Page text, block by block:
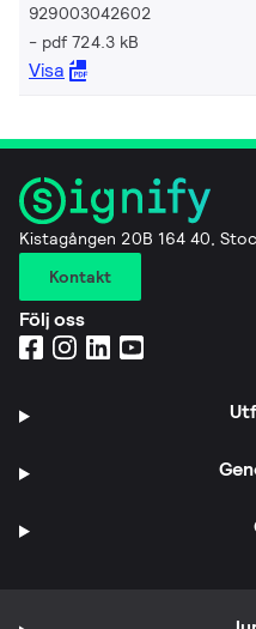
929003042602
pdf 724.3 kB
Visa
Kistagången 20B 164 40,
Kontakt
Följ oss